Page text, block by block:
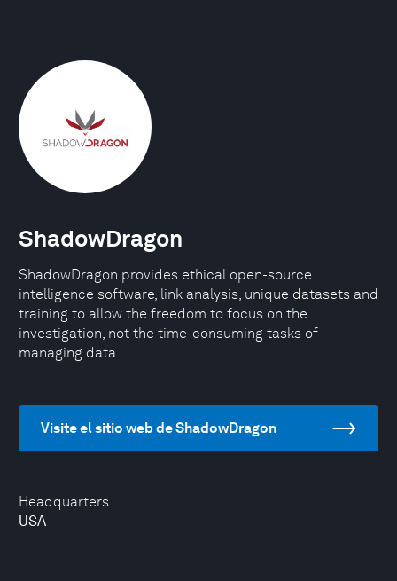
Headquarters
USA
ShadowDragon
ShadowDragon provides ethical open-source
intelligence software, link analysis, unique datasets and
training to allow the freedom to focus on the
investigation, not the time-consuming tasks of
managing data.
Visite el sitio web de ShadowDragon